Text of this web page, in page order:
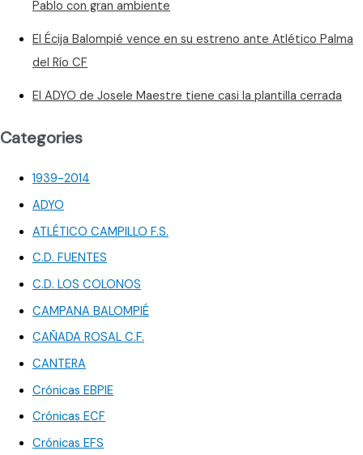
Pablo con gran ambiente
El Écija Balompié vence en su estreno ante Atlético Palma
del Río CF
El ADYO de Josele Maestre tiene casi la plantilla cerrada
Categories
1939-2014
ADYO
ATLÉTICO CAMPILLO F.S.
C.D. FUENTES
C.D. LOS COLONOS
CAMPANA BALOMPIÉ
CAÑADA ROSAL C.F.
CANTERA
Crónicas EBPIE
Crónicas ECF
Crónicas EFS